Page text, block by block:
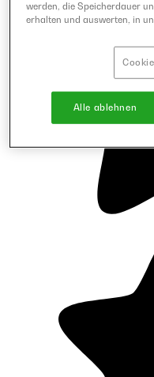
werden, die Speicherdauer
erhalten und auswerten, in
Alle ablehnen